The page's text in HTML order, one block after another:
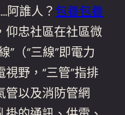
阿誰人？ 包養包養
仰忠社區在社區微
”（“三線”即電力
野，“三管”指排
管以及消防管網